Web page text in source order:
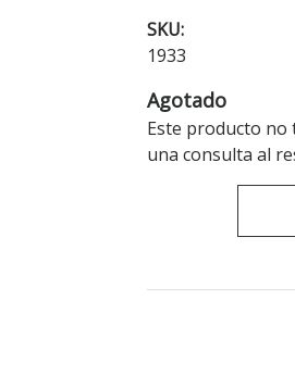
SKU:
1933
Agotado
Este producto no
una consulta al